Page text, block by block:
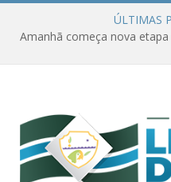
ÚLTIMAS